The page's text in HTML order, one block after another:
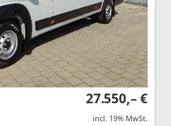
27.550,– €
incl. 19% MwSt.